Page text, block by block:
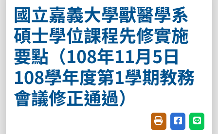
國立嘉義大學獸醫學系
碩士學位課程先修實施
要點（108年11月5日
108學年度第1學期教務
會議修正通過）
友善列印(開新視
分享至臉書
分享